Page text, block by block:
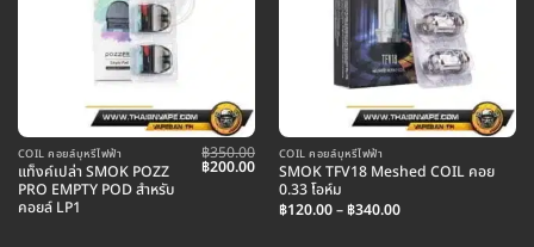
COIL คอยล์บุหรี่ไฟฟ้า
แท็งค์เปล่า SMOK POZZ
PRO EMPTY POD สำหรับ
คอยล์ LP1
฿350.00
Original
price
฿200.00Current
price
฿200.00.
COIL คอยล์บุหรี่ไฟฟ้า
SMOK TFV18 Meshed COIL คอย
0.33 โอห์ม
฿120.00–฿340.00Price